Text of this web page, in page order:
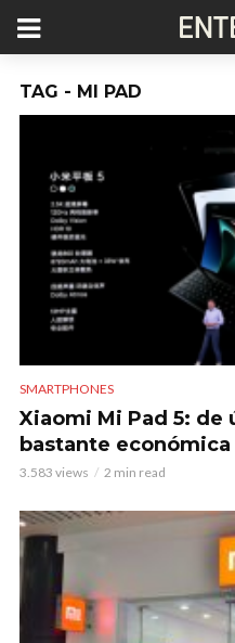
TAG - MI PAD
SMARTPHONES
Xiaomi Mi Pad 5:
bastante económica
3.583 views 2 min read